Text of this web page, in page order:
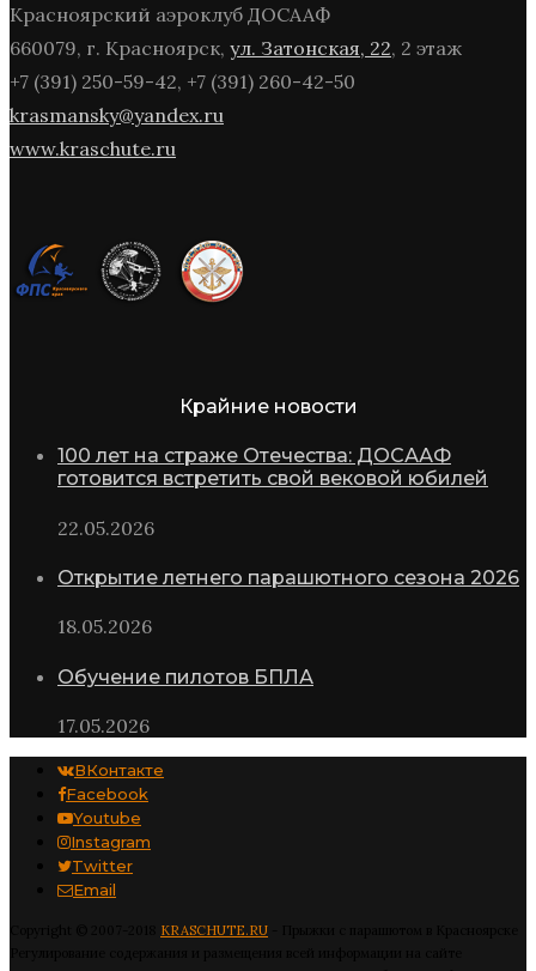
Красноярский аэроклуб ДОСААФ
660079, г. Красноярск, ул. Затонская, 22, 2 этаж
+7 (391) 250-59-42, +7 (391) 260-42-50
krasmansky@yandex.ru
www.kraschute.ru
Крайние новости
100 лет на страже Отечества: ДОСААФ
готовится встретить свой вековой юбилей
22.05.2026
Открытие летнего парашютного сезона 2026
18.05.2026
Обучение пилотов БПЛА
17.05.2026
ВКонтакте
Facebook
Youtube
Instagram
Twitter
Email
KRASCHUTE.RU